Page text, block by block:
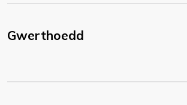
Gwerthoedd